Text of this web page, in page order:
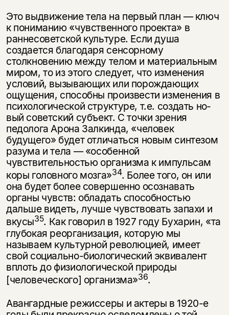
Это выдвижение тела на первый план — ключ
к пониманию «чувственного проекта» в
раннесоветской культуре. Если душа
создается благодаря сенсор­ному
столкновению между телом и материальным
миром, то из этого следует, что изменения
условий, вызывающих или порождающих
ощущения, спо­собны произвести изменения в
психологической структуре, т.е. создать но­
вый советский субъект. С точки зрения
педолога Арона Залкинда, «человек
будущего» будет отличаться новым синтезом
разума и тела — «особенной
чувствительностью организма к импульсам
коры головного мозга»34. Более того, он или
она будет более совершенно осознавать
органы чувств: обладать способностью
дальше видеть, лучше чувствовать запахи и
вкусы35. Как гово­рил в 1927 году Бухарин, «та
глубокая реорганизация, которую мы
называем культурной революцией, имеет
свой социально-биологический эквивалент
вплоть до физиологической природы
[человеческого] организма»36.
Авангардные режиссеры и актеры в 1920-е